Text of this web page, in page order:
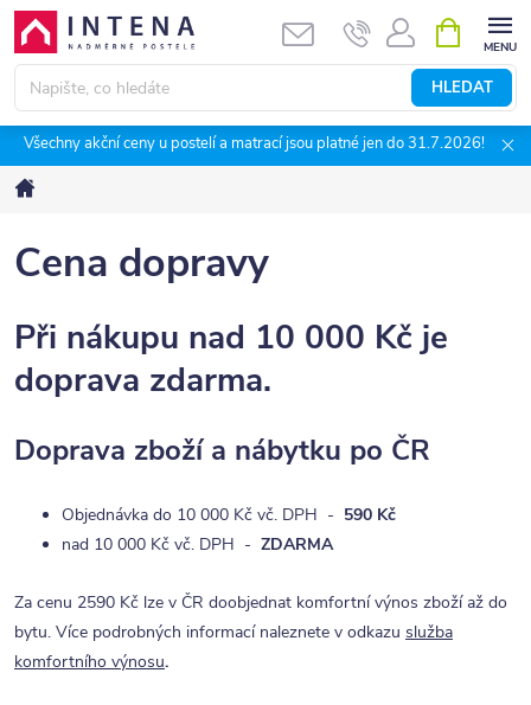
Přejít
obsah
HLEDAT
NÁKUPNÍ
KOŠÍK
Všechny akční ceny u postelí a matrací jsou platné jen do 31.7.2026!
Cena dopravy
Při nákupu nad 10 000 Kč je
doprava zdarma.
Doprava zboží a nábytku po ČR
Objednávka do 10 000 Kč vč. DPH - 590 Kč
nad 10 000 Kč vč. DPH - ZDARMA
Za cenu 2590 Kč lze v ČR doobjednat komfortní výnos zboží až do
bytu. Více podrobných informací naleznete v odkazu služba
komfortního výnosu.